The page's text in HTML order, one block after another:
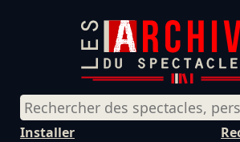
Installer